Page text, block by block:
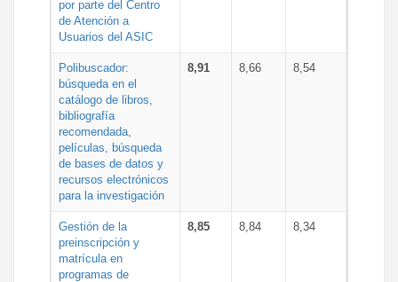
por parte del Centro
de Atención a
Usuarios del ASIC
Polibuscador:
búsqueda en el
catálogo de libros,
bibliografía
recomendada,
películas, búsqueda
de bases de datos y
recursos electrónicos
para la investigación
8,91 8,66 8,54
Gestión de la
preinscripción y
matrícula en
programas de
8,85 8,84 8,34